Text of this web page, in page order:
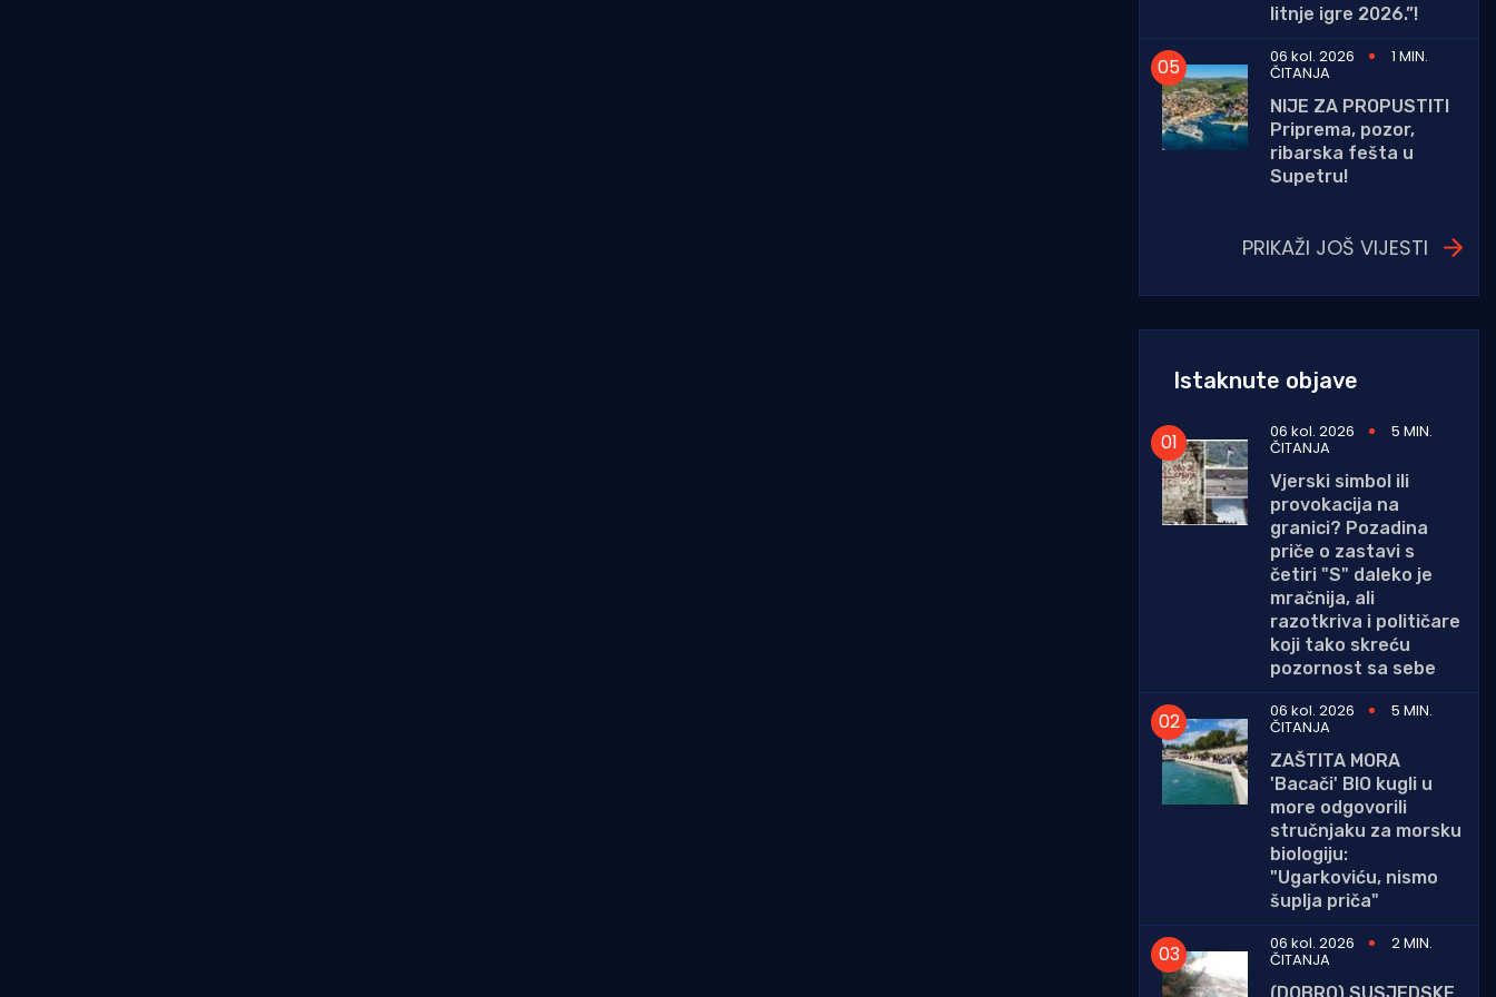
litnje igre 2026.”!
06 kol. 2026
1 MIN.
ČITANJA
NIJE ZA PROPUSTITI
Priprema, pozor,
ribarska fešta u
Supetru!
PRIKAŽI JOŠ VIJESTI
Istaknute objave
06 kol. 2026 5 MIN.
ČITANJA
Vjerski simbol ili
provokacija na
granici? Pozadina
priče o zastavi s
četiri "S" daleko je
mračnija, ali
razotkriva i političare
koji tako skreću
pozornost sa sebe
06 kol. 2026
5 MIN.
ČITANJA
ZAŠTITA MORA
'Bacači' BIO kugli u
more odgovorili
stručnjaku za morsku
biologiju:
"Ugarkoviću, nismo
šuplja priča"
06 kol. 2026
2 MIN.
ČITANJA
(DOBRO) SUSJEDSKE